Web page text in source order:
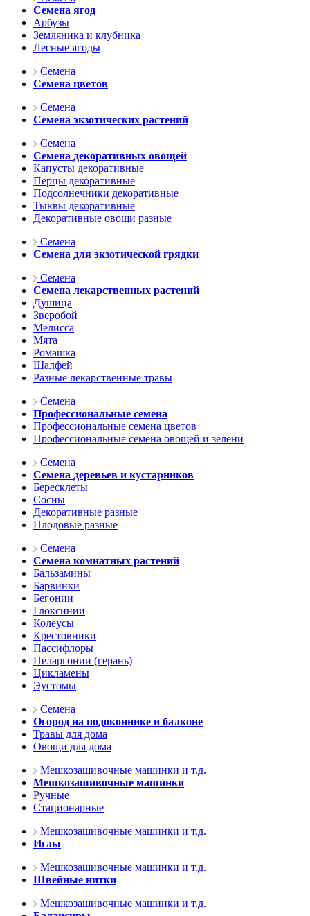
Семена ягод
Арбузы
Земляника и клубника
Лесные ягоды
Семена
Семена цветов
Семена
Семена экзотических растений
Семена
Семена декоративных овощей
Капусты декоративные
Перцы декоративные
Подсолнечники декоративные
Тыквы декоративные
Декоративные овощи разные
Семена
Семена для экзотической грядки
Семена
Семена лекарственных растений
Душица
Зверобой
Мелисса
Мята
Ромашка
Шалфей
Разные лекарственные травы
Семена
Профессиональные семена
Профессиональные семена цветов
Профессиональные семена овощей и зелени
Семена
Семена деревьев и кустарников
Бересклеты
Сосны
Декоративные разные
Плодовые разные
Семена
Семена комнатных растений
Бальзамины
Барвинки
Бегонии
Глоксинии
Колеусы
Крестовники
Пассифлоры
Пеларгонии (герань)
Цикламены
Эустомы
Семена
Огород на подоконнике и балконе
Травы для дома
Овощи для дома
Мешкозашивочные машинки и т.д.
Мешкозашивочные машинки
Ручные
Стационарные
Мешкозашивочные машинки и т.д.
Иглы
Мешкозашивочные машинки и т.д.
Швейные нитки
Мешкозашивочные машинки и т.д.